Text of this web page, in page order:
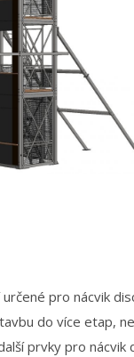
určené pro nácvik
do více etap,
prvky pro